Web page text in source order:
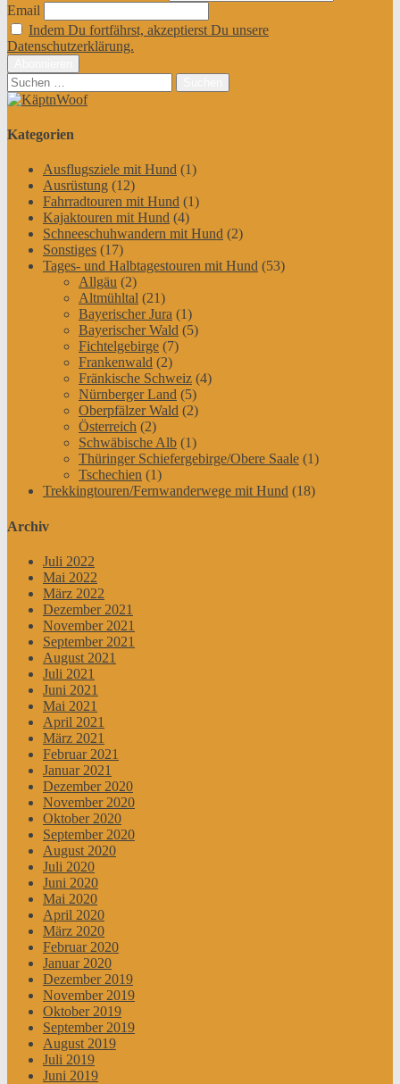
Email
Indem Du fortfährst, akzeptierst Du unsere
Datenschutzerklärung.
Suchen
nach:
Kategorien
Ausflugsziele mit Hund (1)
Ausrüstung (12)
Fahrradtouren mit Hund (1)
Kajaktouren mit Hund (4)
Schneeschuhwandern mit Hund (2)
Sonstiges (17)
Tages- und Halbtagestouren mit Hund (53)
Allgäu (2)
Altmühltal (21)
Bayerischer Jura (1)
Bayerischer Wald (5)
Fichtelgebirge (7)
Frankenwald (2)
Fränkische Schweiz (4)
Nürnberger Land (5)
Oberpfälzer Wald (2)
Österreich (2)
Schwäbische Alb (1)
Thüringer Schiefergebirge/Obere Saale (1)
Tschechien (1)
Trekkingtouren/Fernwanderwege mit Hund (18)
Archiv
Juli 2022
Mai 2022
März 2022
Dezember 2021
November 2021
September 2021
August 2021
Juli 2021
Juni 2021
Mai 2021
April 2021
März 2021
Februar 2021
Januar 2021
Dezember 2020
November 2020
Oktober 2020
September 2020
August 2020
Juli 2020
Juni 2020
Mai 2020
April 2020
März 2020
Februar 2020
Januar 2020
Dezember 2019
November 2019
Oktober 2019
September 2019
August 2019
Juli 2019
Juni 2019